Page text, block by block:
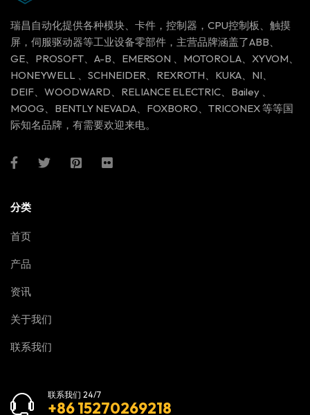
瑞昌自动化提供各种模块、卡件，控制器，CPU控制板、触摸
屏，伺服驱动器等工业设备零部件，主营品牌涵盖了ABB、
GE、PROSOFT、A-B、EMERSON 、MOTOROLA、XYVOM、
HONEYWELL 、SCHNEIDER、REXROTH、KUKA、NI、
DEIF、WOODWARD、RELIANCE ELECTRIC、Bailey 、
MOOG、BENTLY NEVADA、FOXBORO、TRICONEX 等等国
际知名品牌，有需要欢迎来电。
分类
首页
产品
资讯
关于我们
联系我们
联系我们 24/7
+86 15270269218